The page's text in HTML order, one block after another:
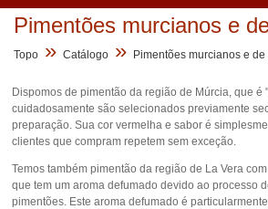
Pimentões murcianos e
Topo » Catálogo » Pimentões murcianos e
Dispomos de pimentão da região de Múrcia, que é
cuidadosamente são selecionados previamente
preparação. Sua cor vermelha e sabor é
clientes que compram repetem sem exceção.
Temos também pimentão da região de La Vera
que tem um aroma defumado devido ao processo
pimentões. Este aroma defumado é